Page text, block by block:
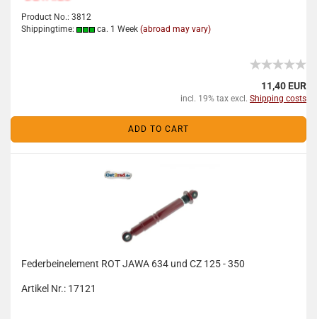
Product No.: 3812
Shippingtime:
ca. 1 Week (abroad may vary)
11,40 EUR
incl. 19% tax excl. Shipping costs
ADD TO CART
Federbeinelement ROT JAWA 634 und CZ 125 - 350
Artikel Nr.: 17121